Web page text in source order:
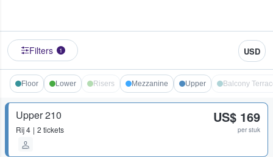
Filters 1 USD
Floor Lower Risers Mezzanine Upper Balcony
Upper 210
Rij4 2 tickets
US$ 169
per stuk